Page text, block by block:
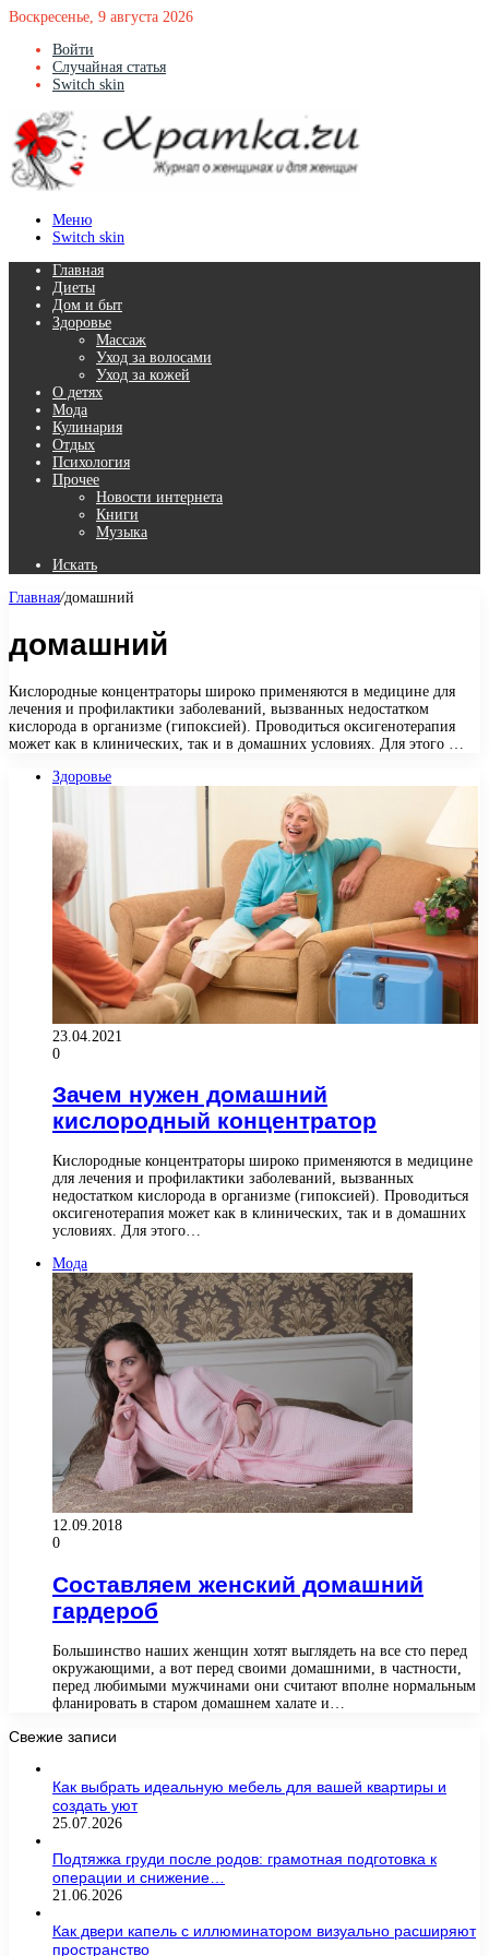
Воскресенье, 9 августа 2026
Войти
Случайная статья
Switch skin
Меню
Switch skin
Главная
Диеты
Дом и быт
Здоровье
Массаж
Уход за волосами
Уход за кожей
О детях
Мода
Кулинария
Отдых
Психология
Прочее
Новости интернета
Книги
Музыка
Искать
Главная/домашний
домашний
Кислородные концентраторы широко применяются в медицине для
лечения и профилактики заболеваний, вызванных недостатком
кислорода в организме (гипоксией). Проводиться оксигенотерапия
может как в клинических, так и в домашних условиях. Для этого …
Здоровье
23.04.2021
0
Зачем нужен домашний
кислородный концентратор
Кислородные концентраторы широко применяются в медицине
для лечения и профилактики заболеваний, вызванных
недостатком кислорода в организме (гипоксией). Проводиться
оксигенотерапия может как в клинических, так и в домашних
условиях. Для этого…
Мода
12.09.2018
0
Составляем женский домашний
гардероб
Большинство наших женщин хотят выглядеть на все сто перед
окружающими, а вот перед своими домашними, в частности,
перед любимыми мужчинами они считают вполне нормальным
фланировать в старом домашнем халате и…
Свежие записи
Как выбрать идеальную мебель для вашей квартиры и
создать уют
25.07.2026
Подтяжка груди после родов: грамотная подготовка к
операции и снижение…
21.06.2026
Как двери капель с иллюминатором визуально расширяют
пространство